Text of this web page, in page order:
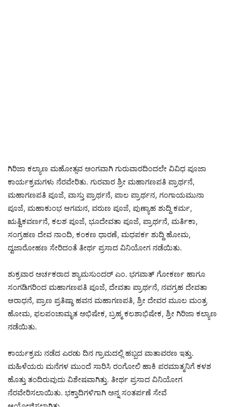
ಗಿರಿಜಾ ಕಲ್ಯಾಣ ಮಹೋತ್ಸವ ಅಂಗವಾಗಿ ಗುರುವಾರದಿಂದಲೇ ವಿವಿಧ ಪೂಜಾ
ಕಾರ್ಯಕ್ರಮಗಳು ನೆರವೇರಿತು. ಗುರವಾರ ಶ್ರೀ ಮಹಾಗಣಪತಿ ಪ್ರಾರ್ಥನೆ,
ಮಹಾಗಣಪತಿ ಪೂಜೆ, ವಾಸ್ತು ಪ್ರಾರ್ಥನೆ, ಪಾಲ ಪ್ರಾರ್ಥನ, ಗಂಗಾಯಮುನಾ
ಪೂಜೆ, ಮಹಾಕುಂಭ ಆಗಮನ, ವರುಣ ಪೂಜೆ, ಪುಣ್ಯಾಹ ಶುದ್ದಿ ಕರ್ಮ,
ಋತ್ವಿಕವರ್ಣನೆ, ಕಲಶ ಪೂಜೆ, ಭೂದೇವತಾ ಪೂಜೆ, ಪ್ರಾರ್ಥನೆ, ಮರ್ತಿಕಾ,
ಸಂಗ್ರಹಣ ದೇವ ನಾಂದಿ, ಕಂಕಣ ಧಾರಣೆ, ಮಧಪರ್ಕ ಶುದ್ದಿ ಹೋಮ,
ದ್ವಜಾರೋಹಣ ಸೇರಿದಂತೆ ತೀರ್ಥ ಪ್ರಸಾದ ವಿನಿಯೋಗ ನಡೆಯಿತು.
ಶುಕ್ರವಾರ ಅರ್ಚಕರಾದ ಶ್ಯಾಮಸುಂದರ್ ಎಂ. ಭಗವಾತ್ ಗೋಕರ್ಣ ಹಾಗೂ
ಸಂಗಡಿಗರಿಂದ ಮಹಾಗಣಪತಿ ಪೂಜೆ, ದೇವತಾ ಪ್ರಾರ್ಥನೆ, ನವಗ್ರಹ ದೇವತಾ
ಆರಾಧನೆ, ಪ್ರಾಣ ಪ್ರತಿಷ್ಠಾ ಹವನ ಮಹಾಗಣಪತಿ, ಶ್ರೀ ದೇವರ ಮೂಲ ಮಂತ್ರ
ಹೋಮ, ಫಲಪಂಚಾಮೃತ ಅಭಿಷೇಕ, ಬ್ರಹ್ಮ ಕಲಶಾಭಿಷೇಕ, ಶ್ರೀ ಗಿರಿಜಾ ಕಲ್ಯಾಣ
ನಡೆಯಿತು.
ಕಾರ್ಯಕ್ರಮ ನಡೆದ ಎರಡು ದಿನ ಗ್ರಾಮದಲ್ಲಿ ಹಬ್ಬದ ವಾತಾವರಣ ಇತ್ತು.
ಮಹಿಳೆಯರು ಮನೆಗಳ ಮುಂದೆ ಸಾರಿಸಿ ರಂಗೋಲಿ ಹಾಕಿ ಪರಮಾತ್ಮನಿಗೆ ಕಳಶ
ಹೊತ್ತು ತಂದಿರುವುದು ವಿಶೇಷವಾಗಿತ್ತು. ತೀರ್ಥ ಪ್ರಸಾದ ವಿನಿಯೋಗ
ನೆರವೇರಿಸಲಾಯಿತು. ಭಕ್ತಾದಿಗಳಿಗಾಗಿ ಅನ್ನ ಸಂತರ್ಪಣೆ ಸೇವೆ